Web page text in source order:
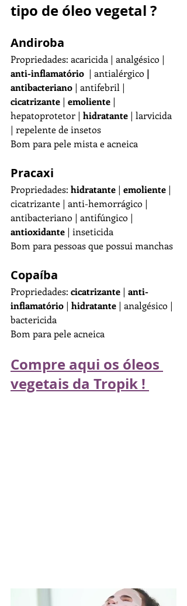
tipo de óleo vegetal ?
Andiroba
Propriedades: acaricida | analgésico |
anti-inflamatório
  | antialérgico
|
antibacteriano | antifebril |
cicatrizante | emoliente |
hepatoprotetor | hidratante | larvicida
| repelente de insetos
Bom para pele mista e acneica
Pracaxi
Propriedades: hidratante | emoliente |
cicatrizante | anti-hemorrágico |
antibacteriano | antifúngico |
antioxidante | inseticida
Bom para pessoas que possui manchas
Copaíba
Propriedades: cicatrizante | anti-
inflamatório | hidratante | analgésico |
bactericida
Bom para pele acneica
Compre aqui os óleos
vegetais da Tropik !